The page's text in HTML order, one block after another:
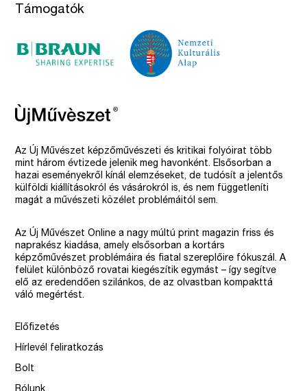
Támogatók
Az Új Művészet képzőművészeti és kritikai folyóirat több
mint három évtizede jelenik meg havonként. Elsősorban a
hazai eseményekről kínál elemzéseket, de tudósít a jelentős
külföldi kiállításokról és vásárokról is, és nem függetleníti
magát a művészeti közélet problémáitól sem.
Az Új Művészet Online a nagy múltú print magazin friss és
naprakész kiadása, amely elsősorban a kortárs
képzőművészet problémáira és fiatal szereplőire fókuszál. A
felület különböző rovatai kiegészítik egymást – így segítve
elő az eredendően szilánkos, de az olvastban kompakttá
váló megértést.
Előfizetés
Hírlevél feliratkozás
Bolt